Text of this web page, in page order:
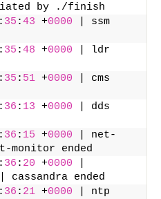
by ./finish
: 35 :43 +0000 | ssm
: 35 :48 +0000 | ldr
: 35 : 51 +0000 | cms
: 36 : 13 +0000 | dds
: 36 : 15 +0000 | net-
ended
: 36 : 20 +0000
ended
: 36 : 21 +0000 | ntp